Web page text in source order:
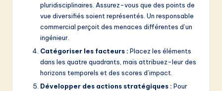
pluridisciplinaires. Assurez-vous que des points de
vue diversifiés soient représentés. Un responsable
commercial perçoit des menaces différentes d’un
ingénieur.
Catégoriser les facteurs : Placez les éléments
dans les quatre quadrants, mais attribuez-leur des
horizons temporels et des scores d’impact.
Développer des actions stratégiques : Pour